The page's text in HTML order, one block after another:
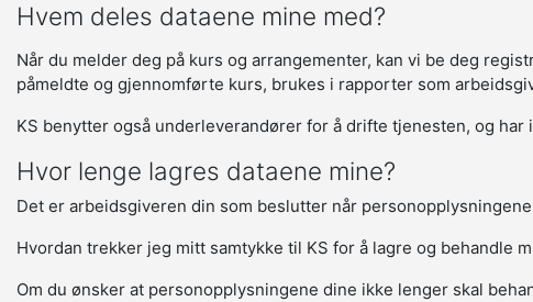
Hvem deles dataene mine med?
Når du melder deg på kurs og arrangementer, kan vi be deg
påmeldte og gjennomførte kurs, brukes i rapporter som
KS benytter også underleverandører for å drifte tjenesten, og
Hvor lenge lagres dataene mine?
Det er arbeidsgiveren din som beslutter når
Hvordan trekker jeg mitt samtykke til KS for å lagre og behandle
Om du ønsker at personopplysningene dine ikke lenger skal